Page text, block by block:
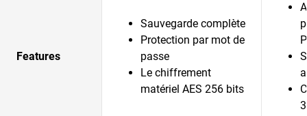
Features
Sauvegarde complète
Protection par mot de
passe
Le chiffrement
matériel AES 256 bits